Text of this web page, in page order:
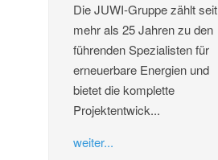
Die JUWI-Gruppe zählt seit
mehr als 25 Jahren zu den
führenden Spezialisten für
erneuerbare Energien und
bietet die komplette
Projektentwick...
weiter...